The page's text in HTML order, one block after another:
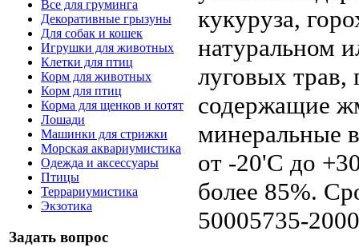
Все для груминга
Декоративные грызуны
Для собак и кошек
Игрушки для животных
Клетки для птиц
Корм для животных
Корм для птиц
Корма для щенков и котят
Лошади
Машинки для стрижки
Морская аквариумистика
Одежда и аксессуары
Птицы
Террариумистика
Экзотика
Задать вопрос
кукуруза,
натуральном
луговых трав,
содержащие
минеральные
от -20'C до
более 85%.
50005735-